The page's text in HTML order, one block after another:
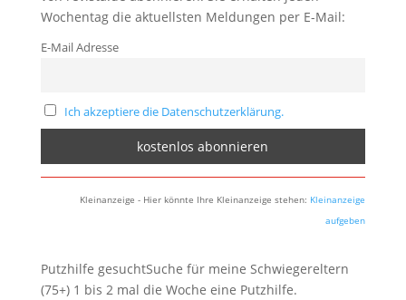
Wochentag die aktuellsten Meldungen per E-Mail:
E-Mail Adresse
Ich akzeptiere die Datenschutzerklärung.
Kleinanzeige - Hier könnte Ihre Kleinanzeige stehen: Kleinanzeige
aufgeben
Putzhilfe gesuchtSuche für meine Schwiegereltern
(75+) 1 bis 2 mal die Woche eine Putzhilfe.